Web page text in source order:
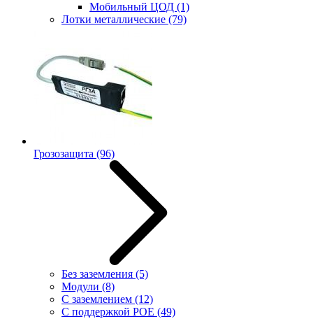
Мобильный ЦОД (1)
Лотки металлические (79)
Грозозащита (96)
Без заземления (5)
Модули (8)
С заземлением (12)
С поддержкой POE (49)